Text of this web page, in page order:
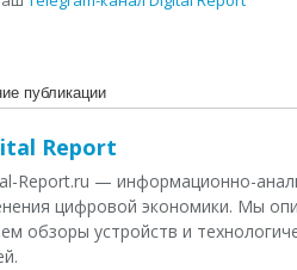
публикации
Report
Report.ru — информационно-
цифровой экономики. Мы
обзоры устройств и